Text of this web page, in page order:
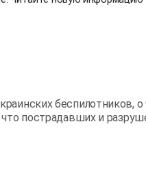
беспилотников,
пострадавших и